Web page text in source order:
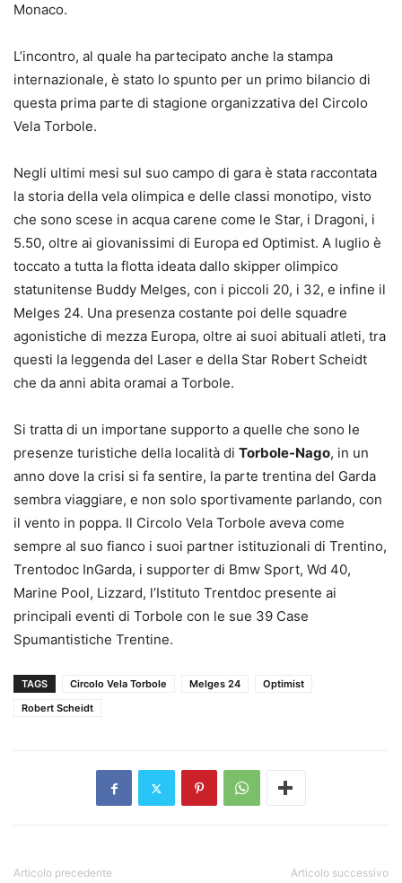
Monaco.
L’incontro, al quale ha partecipato anche la stampa
internazionale, è stato lo spunto per un primo bilancio di
questa prima parte di stagione organizzativa del Circolo
Vela Torbole.
Negli ultimi mesi sul suo campo di gara è stata raccontata
la storia della vela olimpica e delle classi monotipo, visto
che sono scese in acqua carene come le Star, i Dragoni, i
5.50, oltre ai giovanissimi di Europa ed Optimist. A luglio è
toccato a tutta la flotta ideata dallo skipper olimpico
statunitense Buddy Melges, con i piccoli 20, i 32, e infine il
Melges 24. Una presenza costante poi delle squadre
agonistiche di mezza Europa, oltre ai suoi abituali atleti, tra
questi la leggenda del Laser e della Star Robert Scheidt
che da anni abita oramai a Torbole.
Si tratta di un importane supporto a quelle che sono le
presenze turistiche della località di Torbole-Nago, in un
anno dove la crisi si fa sentire, la parte trentina del Garda
sembra viaggiare, e non solo sportivamente parlando, con
il vento in poppa. Il Circolo Vela Torbole aveva come
sempre al suo fianco i suoi partner istituzionali di Trentino,
Trentodoc InGarda, i supporter di Bmw Sport, Wd 40,
Marine Pool, Lizzard, l’Istituto Trentdoc presente ai
principali eventi di Torbole con le sue 39 Case
Spumantistiche Trentine.
TAGS Circolo Vela Torbole Melges 24
Optimist
Robert Scheidt
Articolo precedente Articolo successivo